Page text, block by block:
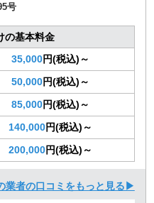
号
の基本料金
35,000円(税込)～
50,000円(税込)～
85,000円(税込)～
140,000円(税込)～
200,000円(税込)～
業者の口コミをもっと見る▶